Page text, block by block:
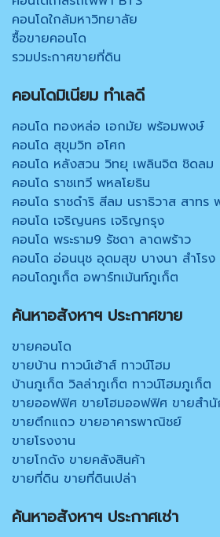
คอนโดใกล้มหาวิทยาลัย
ซื้อขายคอนโด
รวมประกาศขายที่ดิน
คอนโดมิเนียม ทำเลดี
คอนโด ทองหล่อ เอกมัย พร้อมพงษ์
คอนโด สุขุมวิท อโศก
คอนโด หลังสวน วิทยุ เพลินจิต ชิดลม
คอนโด ราชเทวี พหลโยธิน
คอนโด ราชดำริ สีลม นราธิวาส สาทร
คอนโด เจริญนคร เจริญกรุง
คอนโด พระราม9 รัชดา ลาดพร้าว
คอนโด อ่อนนุช อุดมสุข บางนา สำโรง
คอนโดภูเก็ต อพาร์ทเม้นท์ภูเก็ต
ค้นหาอสังหาฯ ประกาศขาย
ขายคอนโด
ขายบ้าน ทาวน์เฮ้าส์ ทาวน์โฮม
บ้านภูเก็ต วิลล่าภูเก็ต ทาวน์โฮมภูเก็ต
ขายออฟฟิศ ขายโฮมออฟฟิศ ขายสำนั
ขายตึกแถว ขายอาคารพาณิชย์
ขายโรงงาน
ขายโกดัง ขายคลังสินค้า
ขายที่ดิน ขายที่ดินเปล่า
ค้นหาอสังหาฯ ประกาศเช่า